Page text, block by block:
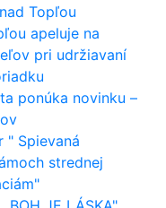
Topľou
apeluje na
pri udržiavaní
ponúka novinku –
" Spievaná
strednej